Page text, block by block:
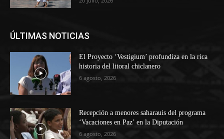
ÚLTIMAS NOTICIAS
El Proyecto ‘Vestigium’ profundiza en la rica
historia del litoral chiclanero
6 agosto, 2026
Recepción a menores saharauis del programa
‘Vacaciones en Paz’ en la Diputación
6 agosto, 2026